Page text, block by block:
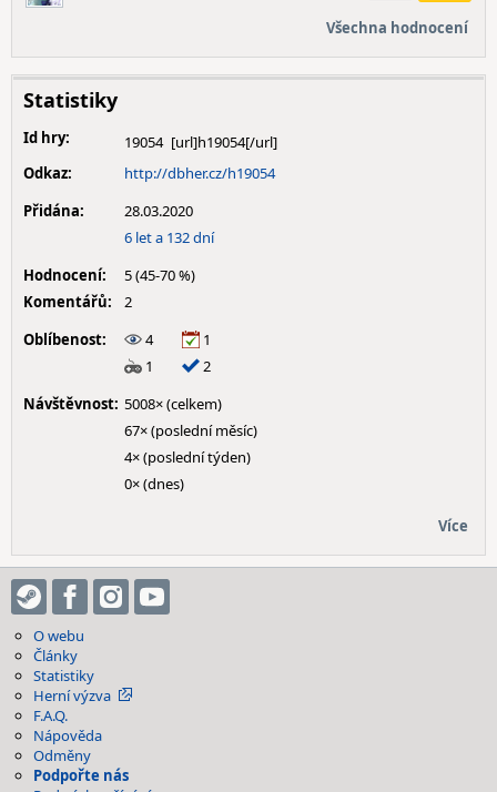
Všechna hodnocení
Statistiky
Id hry:
19054
Odkaz:
http://dbher.cz/h19054
Přidána:
28.03.2020
6 let a 132 dní
Hodnocení:
5 (45-70 %)
Komentářů:
2
Oblíbenost:
4
1
1
2
Návštěvnost: 5008× (celkem)
67× (poslední měsíc)
4× (poslední týden)
0× (dnes)
Více
O webu
Články
Statistiky
Herní výzva
F.A.Q.
Nápověda
Odměny
Podpořte nás